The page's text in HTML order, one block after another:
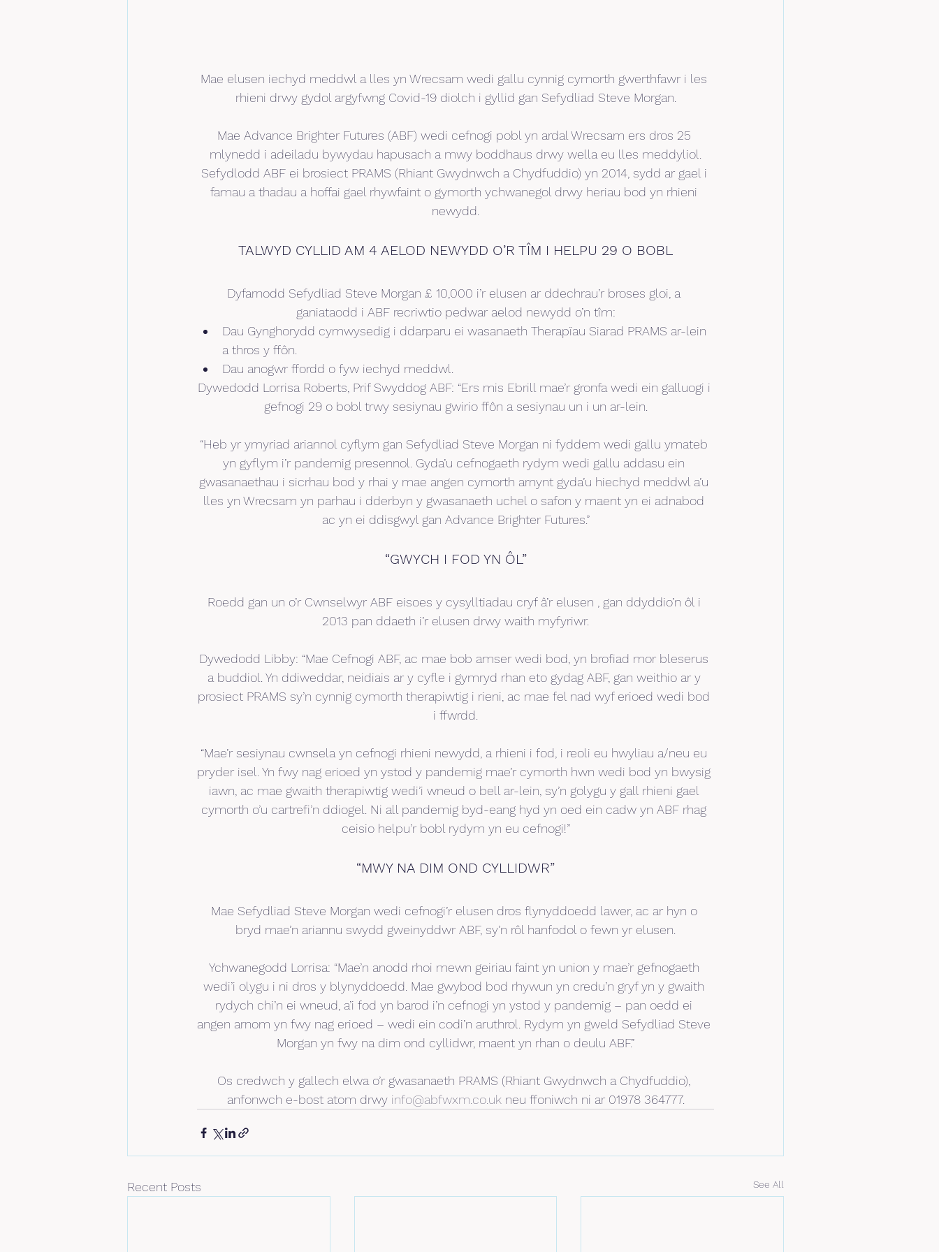
Mae elusen iechyd meddwl a lles yn Wrecsam wedi gallu cynnig cymorth gwerthfawr i les
rhieni drwy gydol argyfwng Covid-19 diolch i gyllid gan Sefydliad Steve Morgan.
Mae Advance Brighter Futures (ABF) wedi cefnogi pobl yn ardal Wrecsam ers dros 25
mlynedd i adeiladu bywydau hapusach a mwy boddhaus drwy wella eu lles meddyliol.
Sefydlodd ABF ei brosiect PRAMS (Rhiant Gwydnwch a Chydfuddio) yn 2014, sydd ar gael i
famau a thadau a hoffai gael rhywfaint o gymorth ychwanegol drwy heriau bod yn rhieni
newydd.
TALWYD CYLLID AM 4 AELOD NEWYDD O’R TÎM I HELPU 29 O BOBL
Dyfarnodd Sefydliad Steve Morgan £ 10,000 i’r elusen ar ddechrau’r broses gloi, a
ganiataodd i ABF recriwtio pedwar aelod newydd o’n tîm:
Dau Gynghorydd cymwysedig i ddarparu ei wasanaeth Therapïau Siarad PRAMS ar-lein
a thros y ffôn.
Dau anogwr ffordd o fyw iechyd meddwl.
Dywedodd Lorrisa Roberts, Prif Swyddog ABF: “Ers mis Ebrill mae’r gronfa wedi ein galluogi i
gefnogi 29 o bobl trwy sesiynau gwirio ffôn a sesiynau un i un ar-lein.
“Heb yr ymyriad ariannol cyflym gan Sefydliad Steve Morgan ni fyddem wedi gallu ymateb
yn gyflym i’r pandemig presennol. Gyda’u cefnogaeth rydym wedi gallu addasu ein
gwasanaethau i sicrhau bod y rhai y mae angen cymorth arnynt gyda’u hiechyd meddwl a’u
lles yn Wrecsam yn parhau i dderbyn y gwasanaeth uchel o safon y maent yn ei adnabod
ac yn ei ddisgwyl gan Advance Brighter Futures.”
“GWYCH I FOD YN ÔL”
Roedd gan un o’r Cwnselwyr ABF eisoes y cysylltiadau cryf â’r elusen , gan ddyddio’n ôl i
2013 pan ddaeth i’r elusen drwy waith myfyriwr.
Dywedodd Libby: “Mae Cefnogi ABF, ac mae bob amser wedi bod, yn brofiad mor bleserus
a buddiol. Yn ddiweddar, neidiais ar y cyfle i gymryd rhan eto gydag ABF, gan weithio ar y
prosiect PRAMS sy’n cynnig cymorth therapiwtig i rieni, ac mae fel nad wyf erioed wedi bod
i ffwrdd.
“Mae’r sesiynau cwnsela yn cefnogi rhieni newydd, a rhieni i fod, i reoli eu hwyliau a/neu eu
pryder isel. Yn fwy nag erioed yn ystod y pandemig mae’r cymorth hwn wedi bod yn bwysig
iawn, ac mae gwaith therapiwtig wedi’i wneud o bell ar-lein, sy’n golygu y gall rhieni gael
cymorth o’u cartrefi’n ddiogel. Ni all pandemig byd-eang hyd yn oed ein cadw yn ABF rhag
ceisio helpu’r bobl rydym yn eu cefnogi!”
“MWY NA DIM OND CYLLIDWR”
Mae Sefydliad Steve Morgan wedi cefnogi’r elusen dros flynyddoedd lawer, ac ar hyn o
bryd mae’n ariannu swydd gweinyddwr ABF, sy’n rôl hanfodol o fewn yr elusen.
Ychwanegodd Lorrisa: “Mae’n anodd rhoi mewn geiriau faint yn union y mae’r gefnogaeth
wedi’i olygu i ni dros y blynyddoedd. Mae gwybod bod rhywun yn credu’n gryf yn y gwaith
rydych chi’n ei wneud, a’i fod yn barod i’n cefnogi yn ystod y pandemig – pan oedd ei
angen arnom yn fwy nag erioed – wedi ein codi’n aruthrol. Rydym yn gweld Sefydliad Steve
Morgan yn fwy na dim ond cyllidwr, maent yn rhan o deulu ABF.”
Os credwch y gallech elwa o’r gwasanaeth PRAMS (Rhiant Gwydnwch a Chydfuddio),
anfonwch e-bost atom drwy info@abfwxm.co.uk neu ffoniwch ni ar 01978 364777.
Recent Posts See All